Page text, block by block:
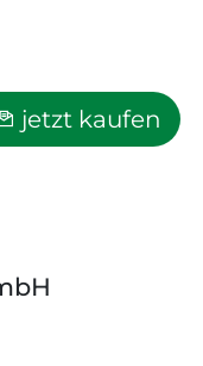
jetzt kaufen